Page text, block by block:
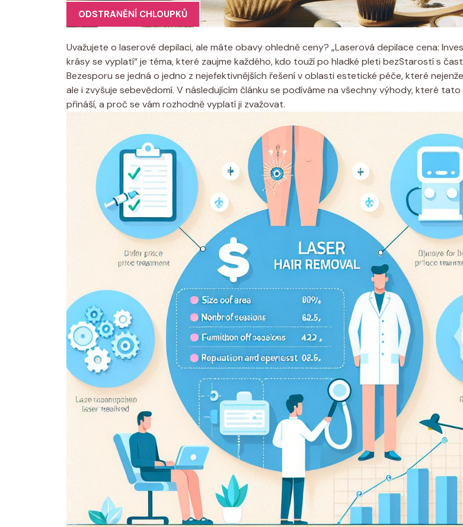
ODSTRANĚNÍ CHLOUPKŮ
Uvažujete o laserové depilaci, ale máte obavy ohledně ceny? „Laserová depilace cena:
krásy se vyplatí“ je téma, které zaujme každého, kdo touží po hladké pleti bezStarostí s
Bezesporu se jedná o jedno z nejefektivnějších řešení v oblasti estetické péče, které
ale i zvyšuje sebevědomí. V následujícím článku se podíváme na všechny výhody, které
přináší, a proč se vám rozhodně vyplatí ji zvažovat.